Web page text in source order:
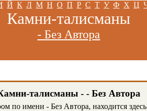
Й К Л М Н О П Р С Т У Ф Х Ц
Камни-талисманы
- Без Автора
талисманы - - Без Автора
по имени - Без Автора, находится